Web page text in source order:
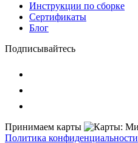
Инструкции по сборке
Сертификаты
Блог
Подписывайтесь
Принимаем карты
Политика конфиденциальности